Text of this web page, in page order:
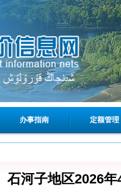
办事指南 定额管理
石河子地区2026